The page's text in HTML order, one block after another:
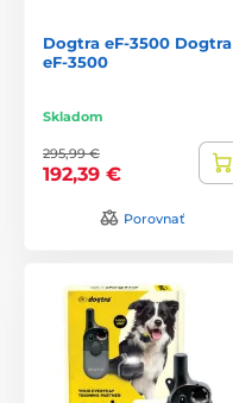
Dogtra eF-3500 Dogtra
eF-3500
Skladom
295,99 €
192,39 €
Porovnať